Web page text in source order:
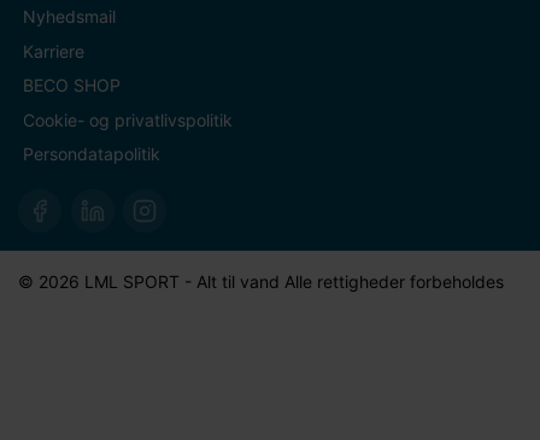
Nyhedsmail
Karriere
BECO SHOP
Cookie- og privatlivspolitik
Persondatapolitik
© 2026 LML SPORT - Alt til vand Alle rettigheder forbeholdes